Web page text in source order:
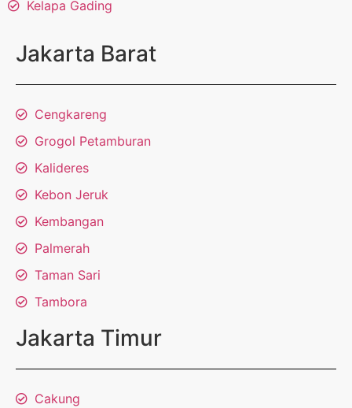
Kelapa Gading
Jakarta Barat
Cengkareng
Grogol Petamburan
Kalideres
Kebon Jeruk
Kembangan
Palmerah
Taman Sari
Tambora
Jakarta Timur
Cakung